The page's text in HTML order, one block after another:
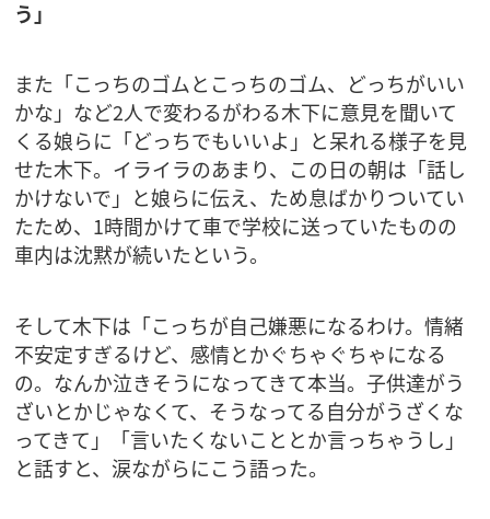
う」
また「こっちのゴムとこっちのゴム、どっちがいい
かな」など2人で変わるがわる木下に意見を聞いて
くる娘らに「どっちでもいいよ」と呆れる様子を見
せた木下。イライラのあまり、この日の朝は「話し
かけないで」と娘らに伝え、ため息ばかりついてい
たため、1時間かけて車で学校に送っていたものの
車内は沈黙が続いたという。
そして木下は「こっちが自己嫌悪になるわけ。情緒
不安定すぎるけど、感情とかぐちゃぐちゃになる
の。なんか泣きそうになってきて本当。子供達がう
ざいとかじゃなくて、そうなってる自分がうざくな
ってきて」「言いたくないこととか言っちゃうし」
と話すと、涙ながらにこう語った。